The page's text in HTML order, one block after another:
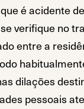
é acidente
verifique no
entre a
dilações
pessoais